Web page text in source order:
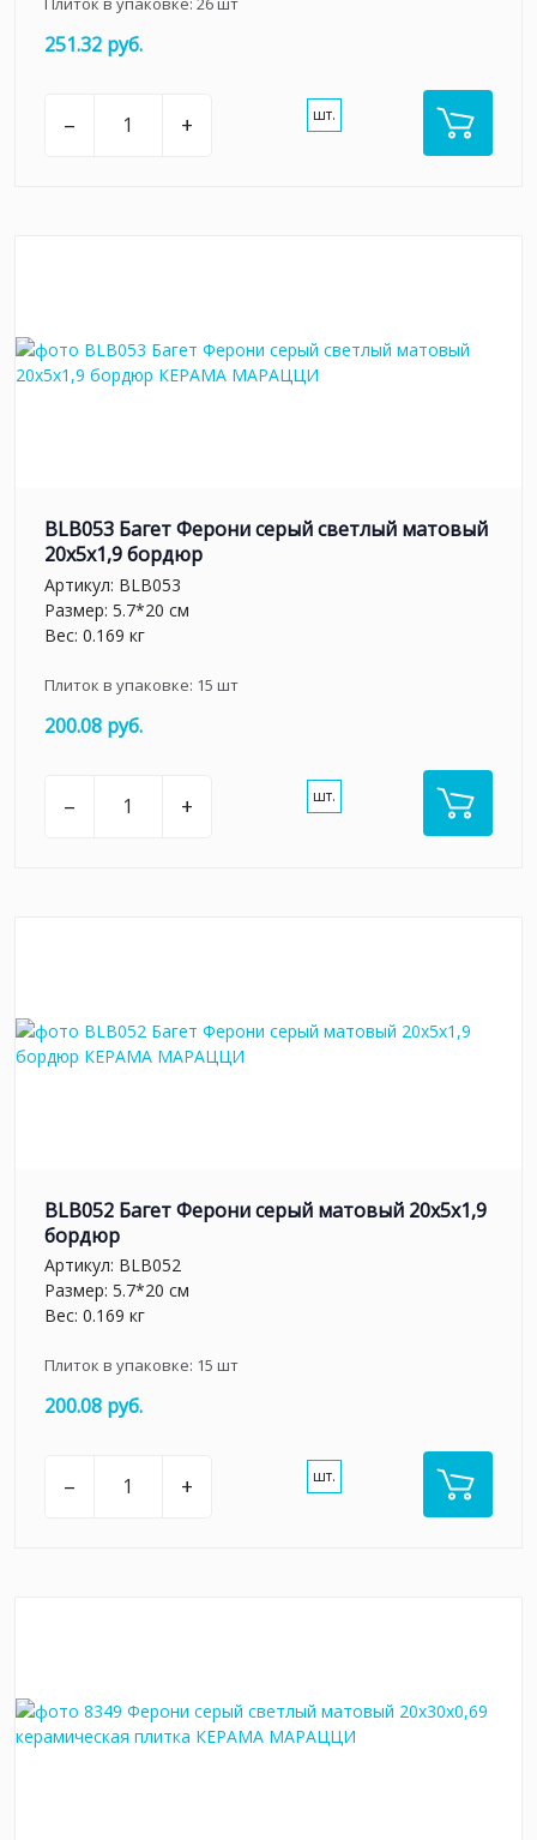
251.32 руб.
– + шт.
BLB053 Багет Ферони серый светлый матовый
20x5x1,9 бордюр
Артикул: BLB053
Размер: 5.7*20 см
Вес: 0.169 кг
Плиток в упаковке: 15 шт
200.08 руб.
– + шт.
BLB052 Багет Ферони серый матовый 20x5x1,9
бордюр
Артикул: BLB052
Размер: 5.7*20 см
Вес: 0.169 кг
Плиток в упаковке: 15 шт
200.08 руб.
– + шт.